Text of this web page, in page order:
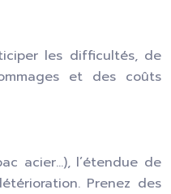
les difficultés, de
et des coûts
acier…), l’étendue de
Prenez des